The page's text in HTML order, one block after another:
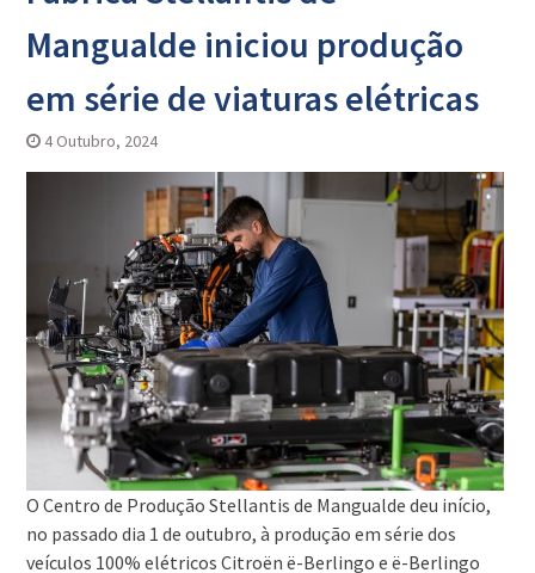
Mangualde iniciou produção
em série de viaturas elétricas
4 Outubro, 2024
O Centro de Produção Stellantis de Mangualde deu início,
no passado dia 1 de outubro, à produção em série dos
veículos 100% elétricos Citroën ë-Berlingo e ë-Berlingo